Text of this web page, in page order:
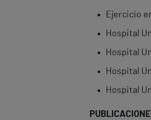
Ejercicio
Hospital
Hospital
Hospital
Hospital